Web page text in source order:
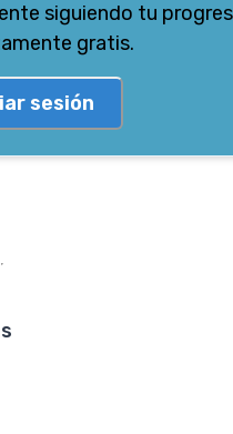
siguiendo tu
gratis.
sesión